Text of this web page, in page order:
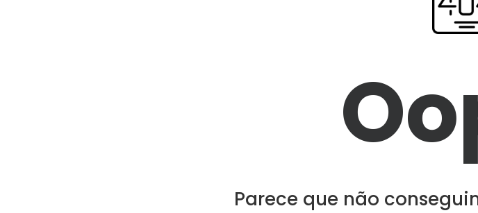
Parece que não